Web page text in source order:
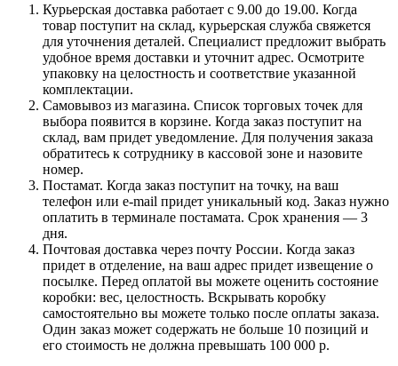
Курьерская доставка работает с 9.00 до 19.00. Когда
товар поступит на склад, курьерская служба свяжется
для уточнения деталей. Специалист предложит выбрать
удобное время доставки и уточнит адрес. Осмотрите
упаковку на целостность и соответствие указанной
комплектации.
Самовывоз из магазина. Список торговых точек для
выбора появится в корзине. Когда заказ поступит на
склад, вам придет уведомление. Для получения заказа
обратитесь к сотруднику в кассовой зоне и назовите
номер.
Постамат. Когда заказ поступит на точку, на ваш
телефон или e-mail придет уникальный код. Заказ нужно
оплатить в терминале постамата. Срок хранения — 3
дня.
Почтовая доставка через почту России. Когда заказ
придет в отделение, на ваш адрес придет извещение о
посылке. Перед оплатой вы можете оценить состояние
коробки: вес, целостность. Вскрывать коробку
самостоятельно вы можете только после оплаты заказа.
Один заказ может содержать не больше 10 позиций и
его стоимость не должна превышать 100 000 р.